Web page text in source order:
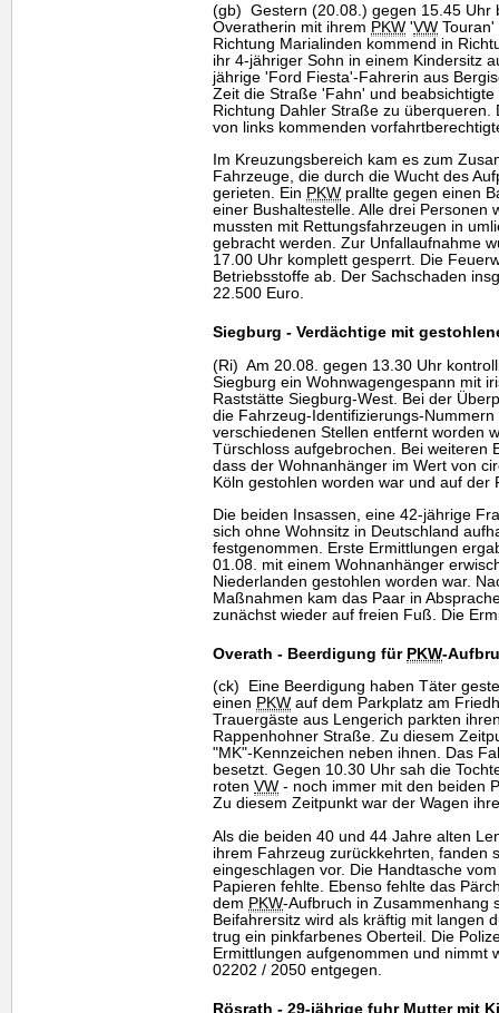
(gb) Gestern (20.08.) gegen 15.45 Uhr
Overatherin mit ihrem PKW 'VW
Richtung Marialinden kommend in
ihr 4-jähriger Sohn in einem Kindersitz
jährige 'Ford Fiesta'-Fahrerin aus
Zeit die Straße 'Fahn' und
Richtung Dahler Straße zu überqueren.
von links kommenden
Im Kreuzungsbereich kam es zum
Fahrzeuge, die durch die Wucht des
gerieten. Ein PKW prallte gegen einen
einer Bushaltestelle. Alle drei Personen
mussten mit Rettungsfahrzeugen in
gebracht werden. Zur Unfallaufnahme
17.00 Uhr komplett gesperrt. Die
Betriebsstoffe ab. Der Sachschaden
22.500 Euro.
Siegburg - Verdächtige mit
(Ri) Am 20.08. gegen 13.30 Uhr
Siegburg ein Wohnwagengespann mit
Raststätte Siegburg-West. Bei der
die Fahrzeug-Identifizierungs-
verschiedenen Stellen entfernt worden
Türschloss aufgebrochen. Bei weiteren
dass der Wohnanhänger im Wert von
Köln gestohlen worden war und auf der
Die beiden Insassen, eine 42-jährige
sich ohne Wohnsitz in Deutschland
festgenommen. Erste Ermittlungen
01.08. mit einem Wohnanhänger
Niederlanden gestohlen worden war.
Maßnahmen kam das Paar in
zunächst wieder auf freien Fuß. Die
Overath - Beerdigung für PKW-
(ck) Eine Beerdigung haben Täter
einen PKW auf dem Parkplatz am
Trauergäste aus Lengerich parkten
Rappenhohner Straße. Zu diesem
"MK"-Kennzeichen neben ihnen. Das
besetzt. Gegen 10.30 Uhr sah die
roten VW - noch immer mit den beiden
Zu diesem Zeitpunkt war der Wagen
Als die beiden 40 und 44 Jahre alten
ihrem Fahrzeug zurückkehrten, fanden
eingeschlagen vor. Die Handtasche
Papieren fehlte. Ebenso fehlte das
dem PKW-Aufbruch in Zusammenhang
Beifahrersitz wird als kräftig mit langen
trug ein pinkfarbenes Oberteil. Die
Ermittlungen aufgenommen und nimmt
02202 / 2050 entgegen.
Rösrath - 29-jährige fuhr Mutter mit